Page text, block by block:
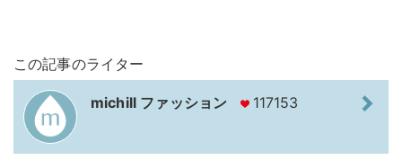
この記事のライター
michill ファッション 117153